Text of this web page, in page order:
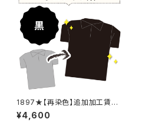
1897★【再染色】追加加工賃・
黒染め
¥4,600